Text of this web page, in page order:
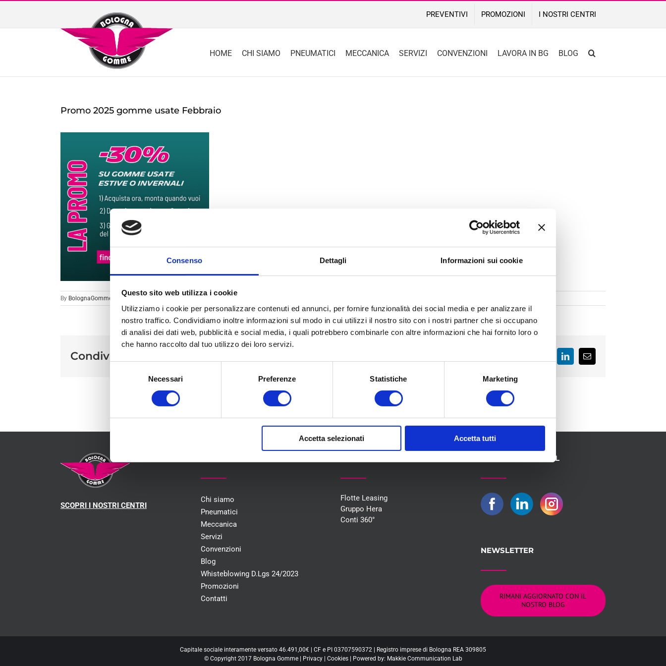
Consenso Dettagli Informazioni sui cookie
Questo sito web utilizza i cookie
Utilizziamo i cookie per personalizzare contenuti ed annunci, per fornire funzionalità dei social media e per analizzare il
nostro traffico. Condividiamo inoltre informazioni sul modo in cui utilizzi il nostro sito con i nostri partner che si occupano
di analisi dei dati web, pubblicità e social media, i quali potrebbero combinarle con altre informazioni che hai fornito loro o
che hanno raccolto dal tuo utilizzo dei loro servizi.
Necessari Preferenze Statistiche Marketing
Accetta selezionati Accetta tutti
content
PREVENTIVI PROMOZIONI I NOSTRI CENTRI
HOME CHI SIAMO PNEUMATICI MECCANICA SERVIZI CONVENZIONI LAVORA IN BG BLOG
Promo 2025 gomme usate Febbraio
By BolognaGomme
Condividi sui social FacebookLinkedInEmail
SCOPRI I NOSTRI CENTRI
Chi siamo
Pneumatici
Meccanica
Servizi
Convenzioni
Blog
Whisteblowing D.Lgs 24/2023
Promozioni
Contatti
Flotte Leasing
Gruppo Hera
Conti 360°
SEGUICI SUI SOCIAL
NEWSLETTER
RIMANI AGGIORNATO CON IL
NOSTRO BLOG
Capitale sociale interamente versato 46.491,00€ | CF e PI 03707590372 | Registro imprese di Bologna REA 309805
© Copyright 2017 Bologna Gomme | Privacy| Cookies| Powered by: Makkie Communication Lab